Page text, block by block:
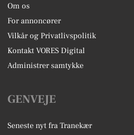
Om os
For annoncører
Vilkår og Privatlivspolitik
Kontakt VORES Digital
Administrer samtykke
GENVEJE
Seneste nyt fra Tranekær